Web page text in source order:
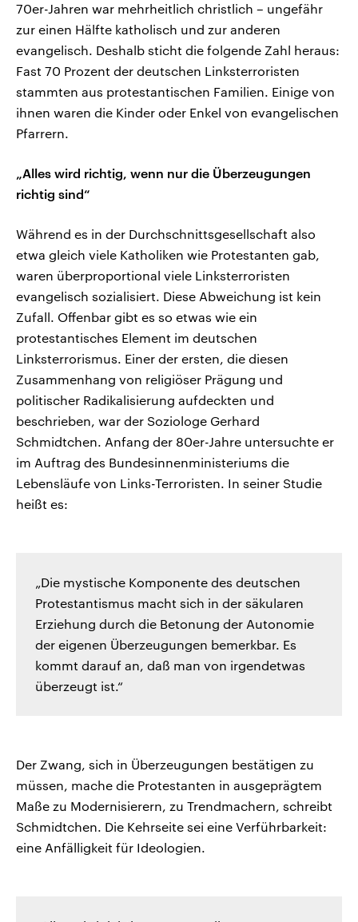
70er-Jahren war mehrheitlich christlich – ungefähr
zur einen Hälfte katholisch und zur anderen
evangelisch. Deshalb sticht die folgende Zahl heraus:
Fast 70 Prozent der deutschen Linksterroristen
stammten aus protestantischen Familien. Einige von
ihnen waren die Kinder oder Enkel von evangelischen
Pfarrern.
„Alles wird richtig, wenn nur die Überzeugungen
richtig sind“
Während es in der Durchschnittsgesellschaft also
etwa gleich viele Katholiken wie Protestanten gab,
waren überproportional viele Linksterroristen
evangelisch sozialisiert. Diese Abweichung ist kein
Zufall. Offenbar gibt es so etwas wie ein
protestantisches Element im deutschen
Linksterrorismus. Einer der ersten, die diesen
Zusammenhang von religiöser Prägung und
politischer Radikalisierung aufdeckten und
beschrieben, war der Soziologe Gerhard
Schmidtchen. Anfang der 80er-Jahre untersuchte er
im Auftrag des Bundesinnenministeriums die
Lebensläufe von Links-Terroristen. In seiner Studie
heißt es:
„Die mystische Komponente des deutschen
Protestantismus macht sich in der säkularen
Erziehung durch die Betonung der Autonomie
der eigenen Überzeugungen bemerkbar. Es
kommt darauf an, daß man von irgendetwas
überzeugt ist.“
Der Zwang, sich in Überzeugungen bestätigen zu
müssen, mache die Protestanten in ausgeprägtem
Maße zu Modernisierern, zu Trendmachern, schreibt
Schmidtchen. Die Kehrseite sei eine Verführbarkeit:
eine Anfälligkeit für Ideologien.